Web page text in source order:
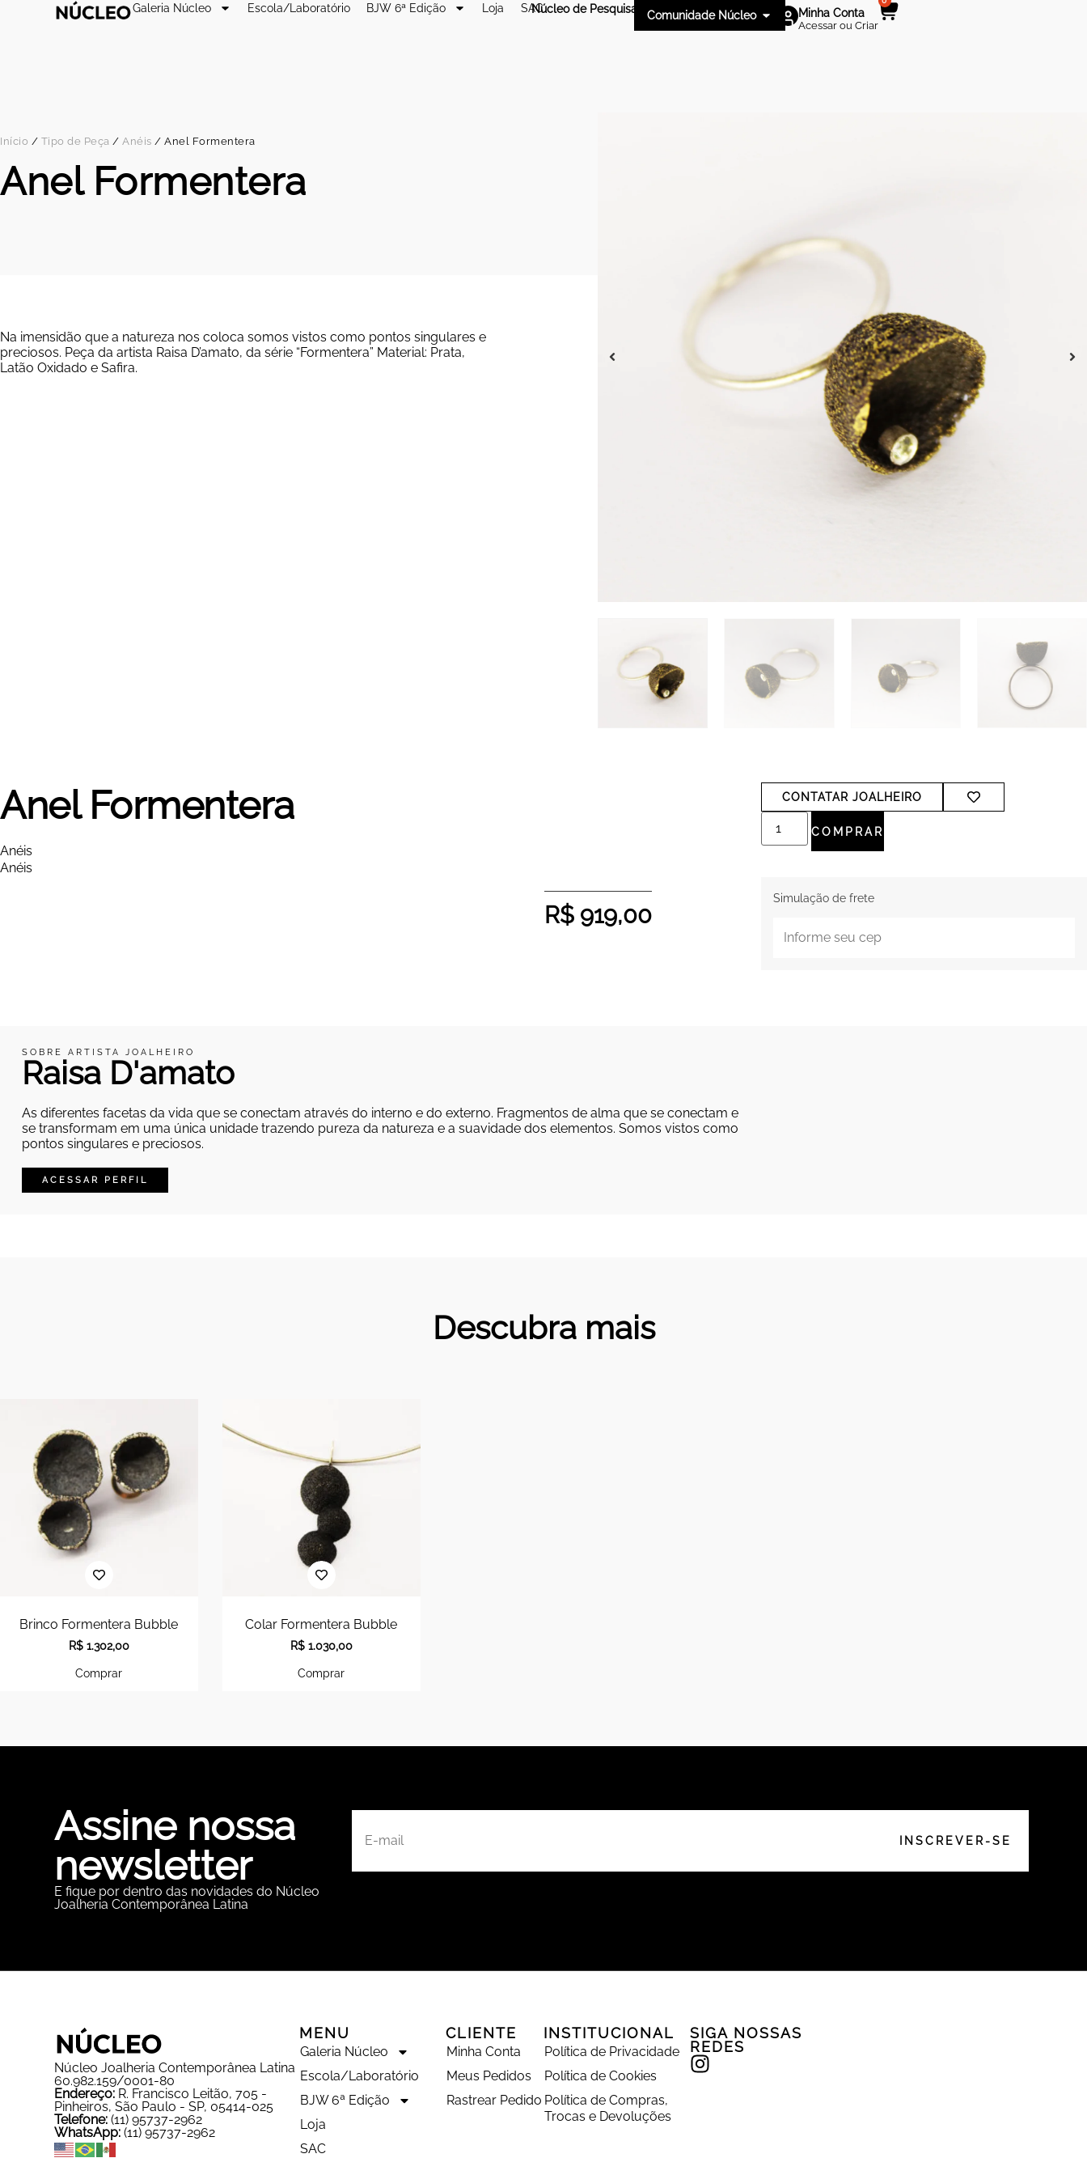
Galeria Núcleo Escola/Laboratório BJW 6ª Edição Loja SACNúcleo de Pesquisa Comunidade Núcleo Minha Conta
Acessar ou Criar
Início / Tipo de Peça / Anéis / Anel Formentera
Anel Formentera
Na imensidão que a natureza nos coloca somos vistos como pontos singulares e
preciosos. Peça da artista Raisa D’amato, da série “Formentera” Material: Prata,
Latão Oxidado e Safira.
Anel Formentera
Anéis
Anéis
R$ 919,00
CONTATAR JOALHEIRO
COMPRAR
Simulação de frete
SOBRE ARTISTA JOALHEIRO
Raisa D'amato
As diferentes facetas da vida que se conectam através do interno e do externo. Fragmentos de alma que se conectam e
se transformam em uma única unidade trazendo pureza da natureza e a suavidade dos elementos. Somos vistos como
pontos singulares e preciosos.
ACESSAR PERFIL
Descubra mais
Brinco Formentera Bubble
R$1.302,00
Comprar
Colar Formentera Bubble
R$1.030,00
Comprar
Assine nossa
newsletter
E fique por dentro das novidades do Núcleo
Joalheria Contemporânea Latina
Núcleo Joalheria Contemporânea Latina
60.982.159/0001-80
Endereço: R. Francisco Leitão, 705 -
Pinheiros, São Paulo - SP, 05414-025
Telefone:(11) 95737-2962
WhatsApp:(11) 95737-2962
MENU
Galeria Núcleo
Escola/Laboratório
BJW 6ª Edição
Loja
SAC
CLIENTE
Minha Conta
Meus Pedidos
Rastrear Pedido
INSTITUCIONAL
Política de Privacidade
Política de Cookies
Política de Compras,
Trocas e Devoluções
SIGA NOSSAS
REDES